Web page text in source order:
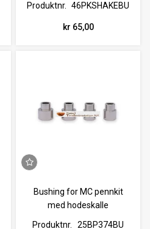
Produktnr. 46PKSHAKEBU
kr 65,00
Bushing for MC pennkit
med hodeskalle
Produktnr.
25BP374BU